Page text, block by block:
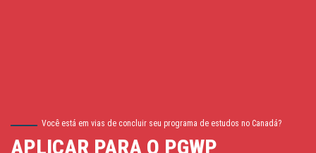
Você está em vias de concluir seu programa de estudos no Canadá?
APLICAR PARA O PGWP